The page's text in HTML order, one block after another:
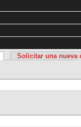
(solapa activa)
Solicitar una nueva